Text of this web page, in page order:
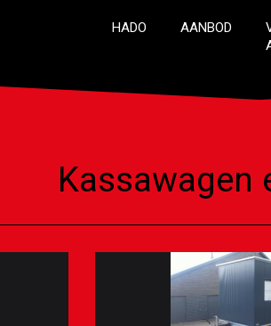
HADO AANBOD
Kassawagen